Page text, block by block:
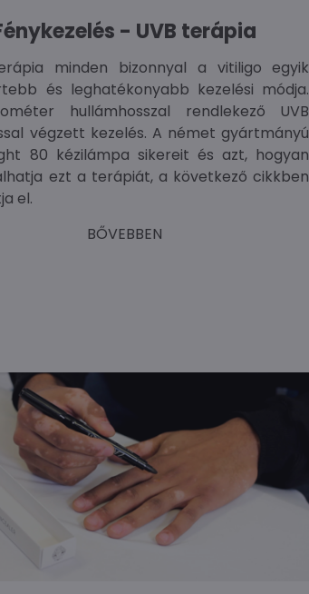
- UVB terápia
minden bizonnyal a vitiligo egyik
és leghatékonyabb kezelési módja.
hullámhosszal rendlekező UVB
végzett kezelés. A német gyártmányú
80 kézilámpa sikereit és azt, hogyan
ezt a terápiát, a következő cikkben
el.
BŐVEBBEN